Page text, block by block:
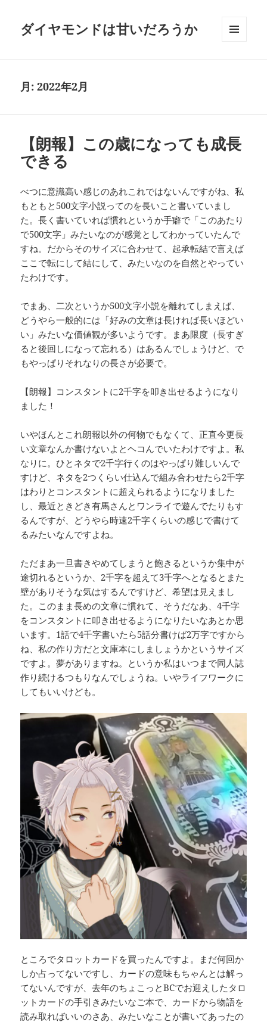
ダイヤモンドは甘いだろうか
月:2022年2月
【朗報】この歳になっても成長
できる
べつに意識高い感じのあれこれではないんですがね、私
もともと500文字小説ってのを長いこと書いていまし
た。長く書いていれば慣れというか手癖で「このあたり
で500文字」みたいなのが感覚としてわかっていたんで
すね。だからそのサイズに合わせて、起承転結で言えば
ここで転にして結にして、みたいなのを自然とやってい
たわけです。
でまあ、二次というか500文字小説を離れてしまえば、
どうやら一般的には「好みの文章は長ければ長いほどい
い」みたいな価値観が多いようです。まあ限度（長すぎ
ると後回しになって忘れる）はあるんでしょうけど、で
もやっぱりそれなりの長さが必要で。
【朗報】コンスタントに2千字を叩き出せるようになり
ました！
いやほんとこれ朗報以外の何物でもなくて、正直今更長
い文章なんか書けないよとヘコんでいたわけですよ。私
なりに。ひとネタで2千字行くのはやっぱり難しいんで
すけど、ネタを2つくらい仕込んで組み合わせたら2千字
はわりとコンスタントに超えられるようになりました
し、最近ときどき有馬さんとワンライで遊んでたりもす
るんですが、どうやら時速2千字くらいの感じで書けて
るみたいなんですよね。
ただまあ一旦書きやめてしまうと飽きるというか集中が
途切れるというか、2千字を超えて3千字へとなるとまた
壁がありそうな気はするんですけど、希望は見えまし
た。このまま長めの文章に慣れて、そうだなあ、4千字
をコンスタントに叩き出せるようになりたいなあとか思
います。1話で4千字書いたら5話分書けば2万字ですから
ね、私の作り方だと文庫本にしましょうかというサイズ
ですよ。夢がありますね。というか私はいつまで同人誌
作り続けるつもりなんでしょうね。いやライフワークに
してもいいけども。
ところでタロットカードを買ったんですよ。まだ何回か
しか占ってないですし、カードの意味もちゃんとは解っ
てないんですが、去年のちょこっとBCでお迎えしたタロ
ットカードの手引きみたいなご本で、カードから物語を
読み取ればいいのさあ、みたいなことが書いてあったの